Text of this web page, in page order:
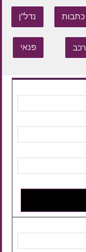
כתבות נדל"ן
רכב פנאי